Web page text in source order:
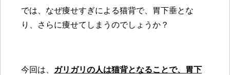
では、なぜ痩せすぎによる猫背で、胃下垂とな
り、
さらに痩せてしまうのでしょうか？
今回は、 ガリガリの人は猫背となることで、胃下